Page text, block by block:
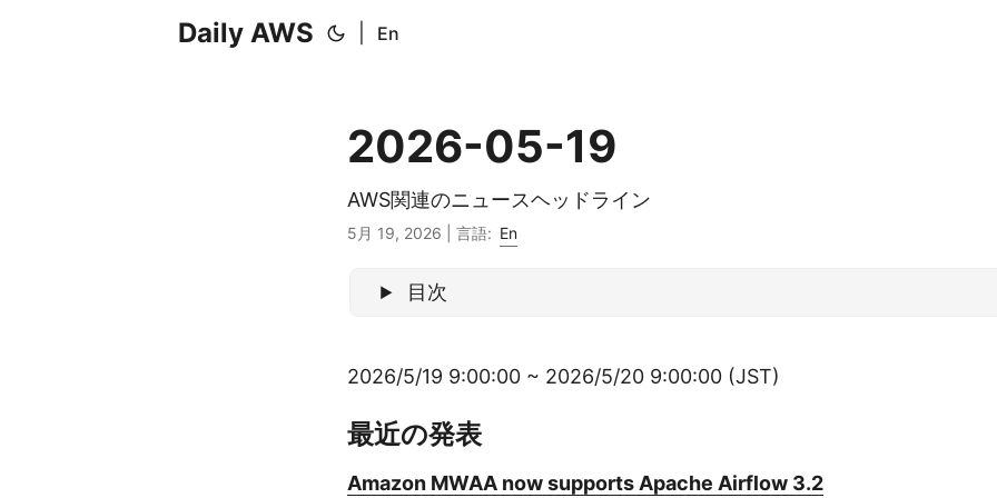
Daily AWS En
2026-05-19
AWS関連のニュースヘッドライン
5月 19, 2026 言語: En
目次
2026/5/19 9:00:00 ~ 2026/5/20 9:00:00 (JST)
最近の発表
Amazon MWAA now supports Apache Airflow 3.2